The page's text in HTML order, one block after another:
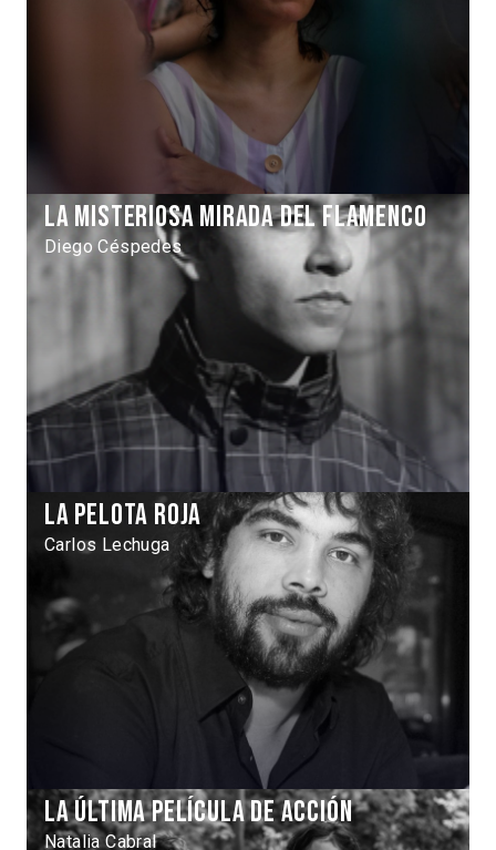
La misteriosa mirada del flamenco
Diego Céspedes
La pelota roja
Carlos Lechuga
La última película de acción
Natalia Cabral